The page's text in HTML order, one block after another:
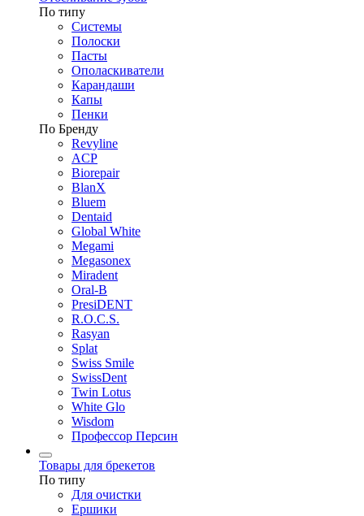
По типу
Системы
Полоски
Пасты
Ополаскиватели
Карандаши
Капы
Пенки
По Бренду
Revyline
ACP
Biorepair
BlanX
Bluem
Dentaid
Global White
Megami
Megasonex
Miradent
Oral-B
PresiDENT
R.O.C.S.
Rasyan
Splat
Swiss Smile
SwissDent
Twin Lotus
White Glo
Wisdom
Профессор Персин
Товары для брекетов
По типу
Для очистки
Ершики